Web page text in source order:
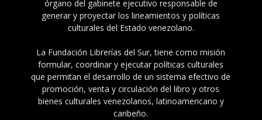
órgano del gabinete ejecutivo responsable de
generar y proyectar los lineamientos y políticas
culturales del Estado venezolano.
La Fundación Librerías del Sur, tiene como misión
formular, coordinar y ejecutar políticas culturales
que permitan el desarrollo de un sistema efectivo de
promoción, venta y circulación del libro y otros
bienes culturales venezolanos, latinoamericano y
caribeño.